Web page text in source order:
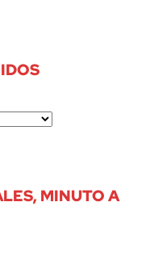
MINUTO A